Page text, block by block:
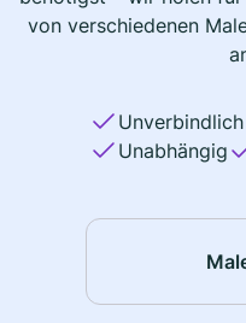
von verschiedenen
Unverbindlich
Unabhängig